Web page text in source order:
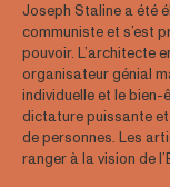
Joseph Staline a été
communiste et s’est
pouvoir. L’architecte
organisateur génial
individuelle et le bien-
dictature puissante
de personnes. Les
ranger à la vision de